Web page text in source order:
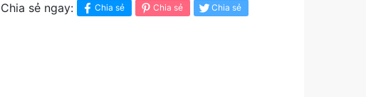
Chia sẻ ngay: Chia sẻ Chia sẻ Chia sẻ